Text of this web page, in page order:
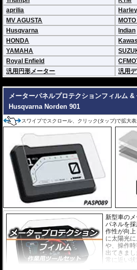
aprilia
MV AGUSTA
Husqvarna
Indian
HONDA
YAMAHA
Royal Enfield
汎用円形メーター
汎用
メーターパネルプロテクションフィルム &
Husqvarna Norden 901
スワイプでスクロール、クリック(タップ)で拡大
新型車の
パネルを
作性が向
に太陽光
や、操作
出てきま
常に近い状